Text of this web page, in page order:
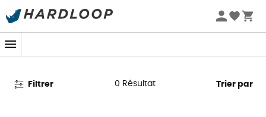
Promos d'été 🔥 -5 % EXTRA dès 2 produits* code Summer5
Pantalons Troy Lee Designs
Filtrer 0 Résultat Trier par